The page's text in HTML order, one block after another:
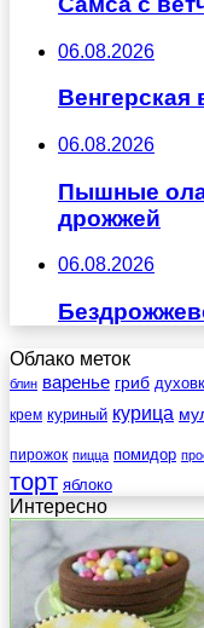
06.08.2026
Венгерская
06.08.2026
Пышные
дрожжей
06.08.2026
Облако меток
блин варенье гриб
крем куриный курица
пирожок пицца помидор
торт яблоко
Интересно